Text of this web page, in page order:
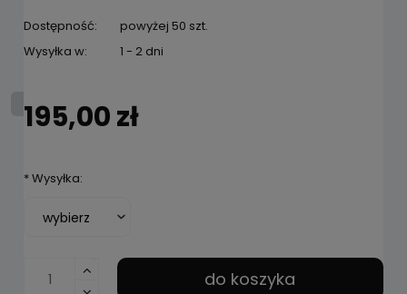
Dostępność:
powyżej 50 szt.
Wysyłka w:
1 - 2 dni
195,00 zł
*Wysyłka:
do koszyka